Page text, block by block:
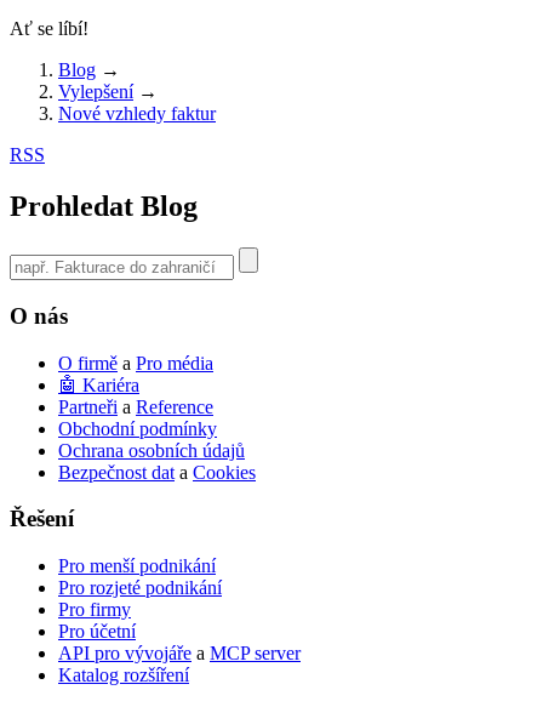
Ať se líbí!
Blog →
Vylepšení →
Nové vzhledy faktur
RSS
Prohledat Blog
Use
the
result.
O nás
O firmě a Pro média
🤖 Kariéra
Partneři a Reference
Obchodní podmínky
Ochrana osobních údajů
Bezpečnost dat a Cookies
Řešení
Pro menší podnikání
Pro rozjeté podnikání
Pro firmy
Pro účetní
API pro vývojáře a MCP server
Katalog rozšíření